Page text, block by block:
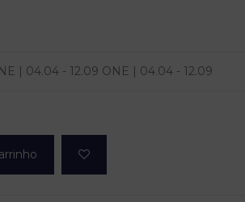
| 04.04 - 12.09 ONE | 04.04 - 12.09